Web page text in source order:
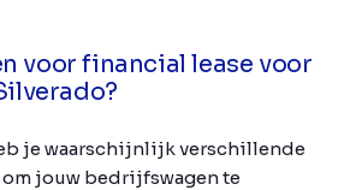
voor financial lease voor
je waarschijnlijk verschillende
jouw bedrijfswagen te